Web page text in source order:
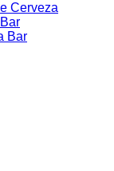
Cerveza
Bar